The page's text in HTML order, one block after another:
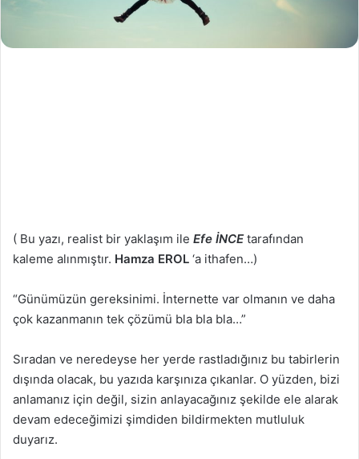
( Bu yazı, realist bir yaklaşım ile Efe İNCEtarafından
kaleme alınmıştır. Hamza EROL ‘a ithafen…)
“Günümüzün gereksinimi. İnternette var olmanın ve daha
çok kazanmanın tek çözümü bla bla bla…”
Sıradan ve neredeyse her yerde rastladığınız bu tabirlerin
dışında olacak, bu yazıda karşınıza çıkanlar. O yüzden, bizi
anlamanız için değil, sizin anlayacağınız şekilde ele alarak
devam edeceğimizi şimdiden bildirmekten mutluluk
duyarız.